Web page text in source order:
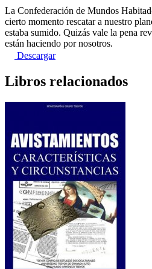
La Confederación de Mundos
cierto momento rescatar a nuestro
estaba sumido. Quizás vale la pena
están haciendo por nosotros.
Descargar
Libros relacionados